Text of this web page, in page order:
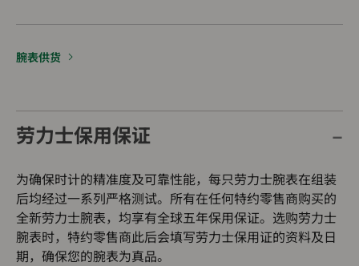
腕表供货
劳力士保用保证
为确保时计的精准度及可靠性能，每只劳力士腕表在组装
后均经过一系列严格测试。所有在任何特约零售商购买的
全新劳力士腕表，均享有全球五年保用保证。选购劳力士
腕表时，特约零售商此后会填写劳力士保用证的资料及日
期，确保您的腕表为真品。